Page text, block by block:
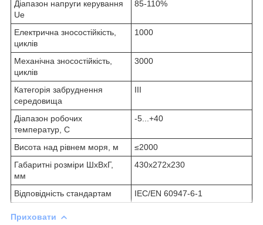
Діапазон напруги керування
Ue
85-110%
Електрична зносостійкість,
циклів
1000
Механічна зносостійкість,
циклів
3000
Категорія забруднення
середовища
III
Діапазон робочих
температур, С
-5...+40
Висота над рівнем моря, м
≤2000
Габаритні розміри ШхВхГ,
мм
430х272х230
Відповідність стандартам IEC/EN 60947-6-1
Приховати